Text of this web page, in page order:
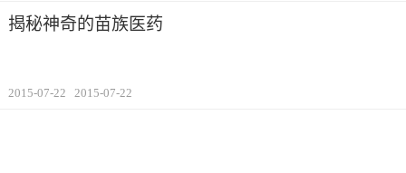
揭秘神奇的苗族医药
2015-07-22 2015-07-22